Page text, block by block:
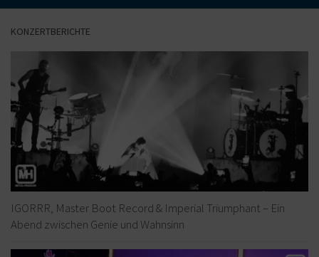
KONZERTBERICHTE
IGORRR, Master Boot Record & Imperial Triumphant – Ein
Abend zwischen Genie und Wahnsinn